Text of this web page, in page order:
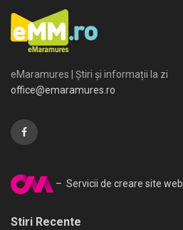
eMaramures | Știri și informații la zi
office@emaramures.ro
– Servicii de creare site web
Stiri Recente